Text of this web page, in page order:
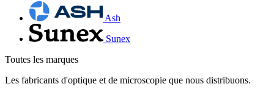
Ash
Sunex
Toutes les marques
Les fabricants d'optique et de microscopie que nous distribuons.